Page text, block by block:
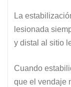
La
lesionada
y distal al sitio
Cuando
que el vendaje